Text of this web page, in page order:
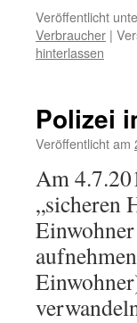
Veröffentlicht
Verbraucher |
hinterlassen
Polizei
Veröffentlicht am
Am
„sicheren